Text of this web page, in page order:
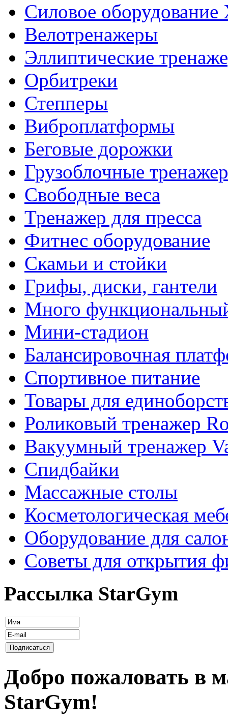
Силовое оборудование
Велотренажеры
Эллиптические
Орбитреки
Степперы
Виброплатформы
Беговые дорожки
Грузоблочные
Свободные веса
Тренажер для пресса
Фитнес оборудование
Скамьи и стойки
Грифы, диски, гантели
Много
Мини-стадион
Балансировочная
Спортивное питание
Товары для
Роликовый тренажер
Вакуумный тренажер
Спидбайки
Массажные столы
Косметологическая
Оборудование для
Советы для открытия
Рассылка StarGym
Добро пожаловать в
StarGym!